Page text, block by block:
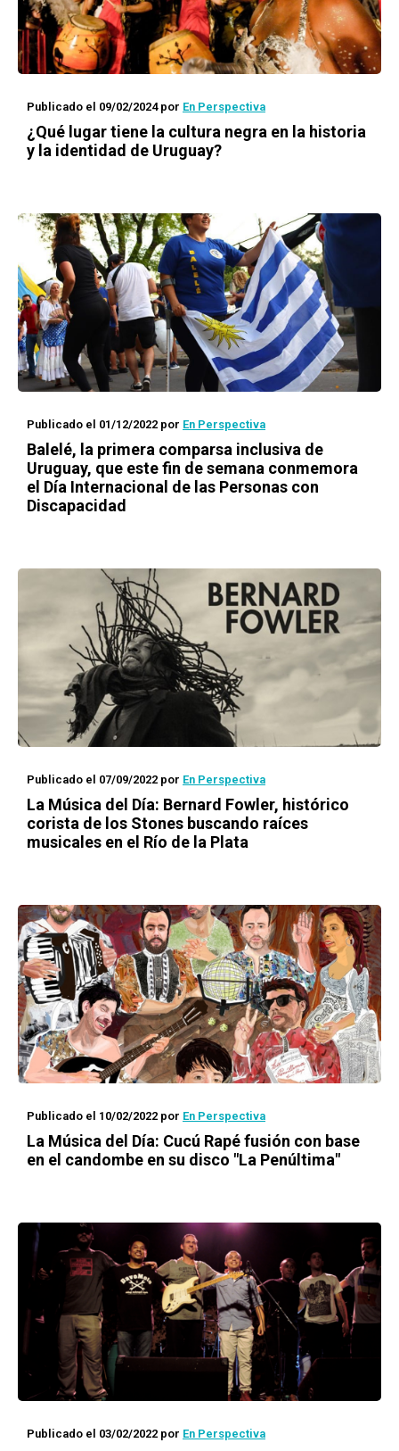
Publicado el 09/02/2024por En Perspectiva
¿Qué lugar tiene la cultura negra en la historia
y la identidad de Uruguay?
Publicado el 01/12/2022 por En Perspectiva
Balelé, la primera comparsa inclusiva de
Uruguay, que este fin de semana conmemora
el Día Internacional de las Personas con
Discapacidad
Publicado el 07/09/2022 por En Perspectiva
La Música del Día: Bernard Fowler, histórico
corista de los Stones buscando raíces
musicales en el Río de la Plata
Publicado el 10/02/2022 por En Perspectiva
La Música del Día: Cucú Rapé fusión con base
en el candombe en su disco "La Penúltima"
Publicado el 03/02/2022 por En Perspectiva